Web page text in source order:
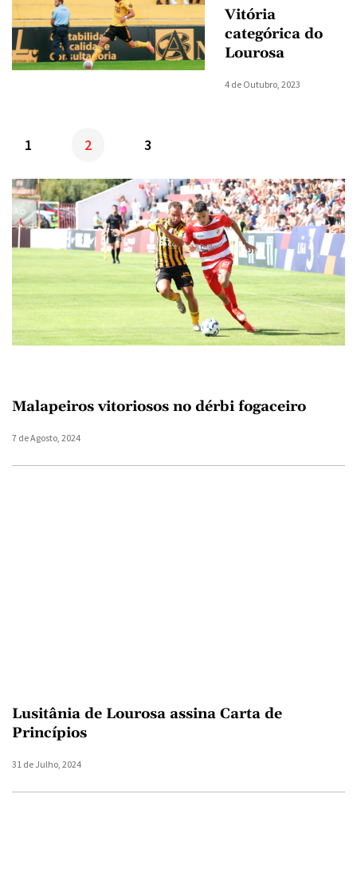
Vitória
categórica do
Lourosa
4 de Outubro, 2023
1 2 3
Malapeiros vitoriosos no dérbi fogaceiro
7 de Agosto, 2024
Lusitânia de Lourosa assina Carta de
Princípios
31 de Julho, 2024